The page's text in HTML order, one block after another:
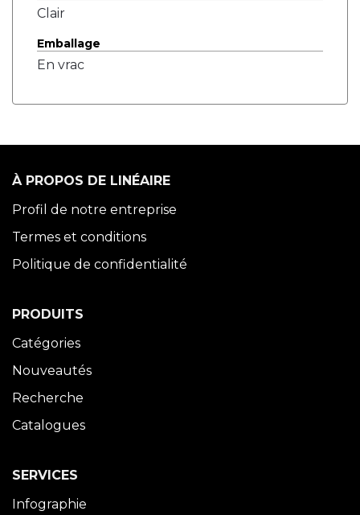
Clair
Emballage
En vrac
À PROPOS DE LINÉAIRE
Profil de notre entreprise
Termes et conditions
Politique de confidentialité
PRODUITS
Catégories
Nouveautés
Recherche
Catalogues
SERVICES
Infographie